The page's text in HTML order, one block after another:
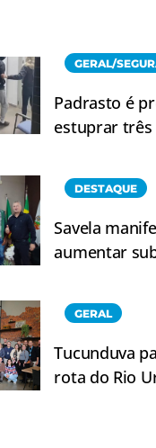
GERAL/
Padrasto é
estuprar três
DESTAQUE
Savela
aumentar
GERAL
Tucunduva
rota do Rio